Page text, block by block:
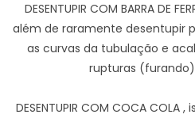
DESENTUPIR COM BARRA DE
além de raramente desentupir
as curvas da tubulação e
rupturas
DESENTUPIR COM COCA